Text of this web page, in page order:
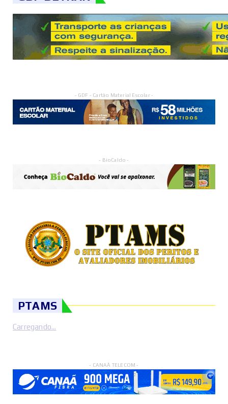
- GDF - Cartão Material Escolar -
- BioCaldo -
PTAMS
Carregando...
- CANAÃ TELECOM -